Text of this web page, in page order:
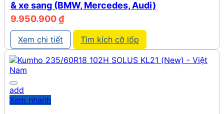
& xe sang (BMW, Mercedes, Audi)
9.950.900₫
Xem chi tiết Tìm kích cỡ lốp
add
Xem nhanh